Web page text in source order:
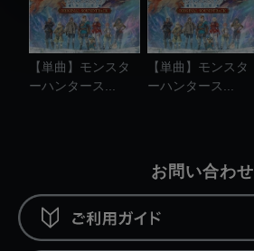
【単曲】モンスタ
ーハンタース...
【単曲】モンスタ
ーハンタース...
お問い合わせ